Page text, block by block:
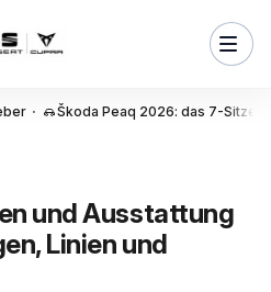
· Škoda Peaq 2026: das 7-Sitzer
und Ausstattung
Linien und